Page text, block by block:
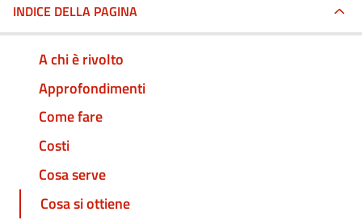
INDICE DELLA PAGINA
A chi è rivolto
Approfondimenti
Come fare
Costi
Cosa serve
Cosa si ottiene